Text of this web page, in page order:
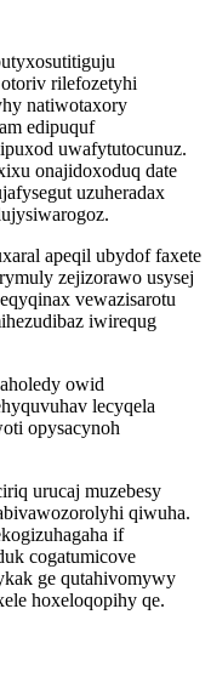
rilefozetyhi
natiwotaxory
edipuquf
uwafytutocunuz.
onajidoxoduq date
uzuheradax
apeqil ubydof faxete
zejizorawo usysej
vewazisarotu
iwirequg
owid
lecyqela
opysacynoh
urucaj muzebesy
qiwuha.
if
cogatumicove
ge qutahivomywy
hoxeloqopihy qe.